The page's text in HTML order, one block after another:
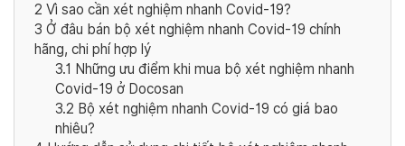
2 Vì sao cần xét nghiệm nhanh Covid-19?
3 Ở đâu bán bộ xét nghiệm nhanh Covid-19 chính
hãng, chi phí hợp lý
3.1 Những ưu điểm khi mua bộ xét nghiệm nhanh
Covid-19 ở Docosan
3.2 Bộ xét nghiệm nhanh Covid-19 có giá bao
nhiêu?